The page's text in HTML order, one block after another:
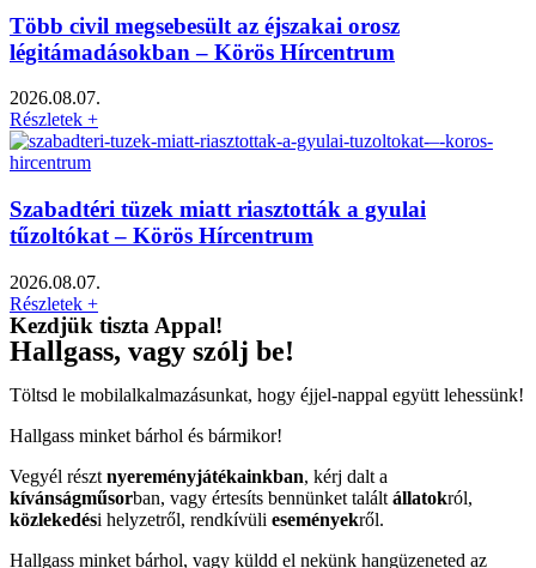
Több civil megsebesült az éjszakai orosz
légitámadásokban – Körös Hírcentrum
2026.08.07.
Részletek +
Szabadtéri tüzek miatt riasztották a gyulai
tűzoltókat – Körös Hírcentrum
2026.08.07.
Részletek +
Kezdjük tiszta Appal!
Hallgass, vagy szólj be!
Töltsd le mobilalkalmazásunkat, hogy éjjel-nappal együtt lehessünk!
Hallgass minket bárhol és bármikor!
Vegyél részt nyereményjátékainkban, kérj dalt a
kívánságműsorban, vagy értesíts bennünket talált állatokról,
közlekedési helyzetről, rendkívüli eseményekről.
Hallgass minket bárhol, vagy küldd el nekünk hangüzeneted az